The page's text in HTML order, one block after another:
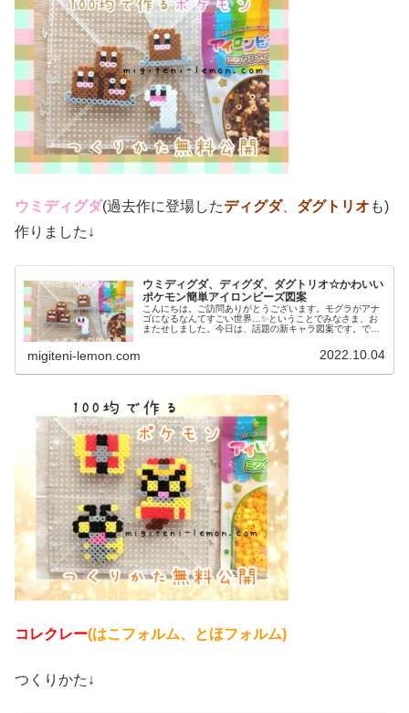
ウミディグダ(過去作に登場したディグダ、 ダグトリオ も)
作りました↓
ウミディグダ、ディグダ、ダグトリオ☆かわいい
ポケモン簡単アイロンビーズ図案
こんにちは。ご訪問ありがとうございます。モグラがアナ
ゴになるなんてすごい世界…✨ということでみなさま、お
またせしました。今日は、話題の新キャラ図案です。で
migiteni-lemon.com 2022.10.04
コレクレー(はこフォルム、とほフォルム)
つくりかた↓